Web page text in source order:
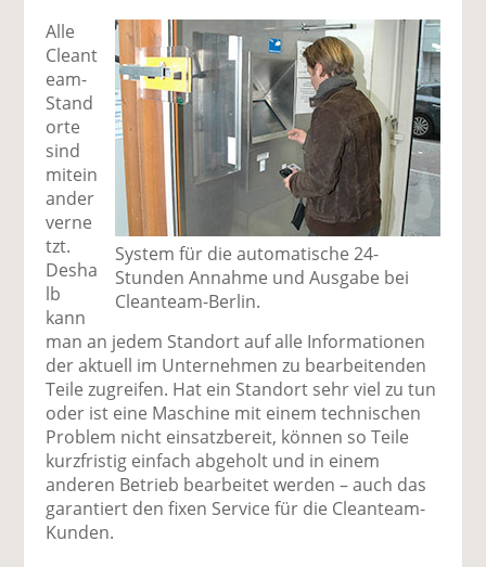
System für die automatische 24-
Stunden Annahme und Ausgabe bei
Cleanteam-Berlin.
Alle
Cleant
eam-
Stand
orte
sind
mitein
ander
verne
tzt.
Desha
lb
kann
man an jedem Standort auf alle Informationen
der aktuell im Unternehmen zu bearbeitenden
Teile zugreifen. Hat ein Standort sehr viel zu tun
oder ist eine Maschine mit einem technischen
Problem nicht einsatzbereit, können so Teile
kurzfristig einfach abgeholt und in einem
anderen Betrieb bearbeitet werden – auch das
garantiert den fixen Service für die Cleanteam-
Kunden.